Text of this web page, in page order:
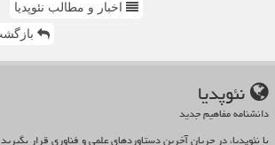
اخبار و مطالب نئوپدیا
نئوپدیا
دانشنامه مفاهیم جدید
با نئوپدیا، در جریان آخرین دستاوردهای علمی و فناوری قرار